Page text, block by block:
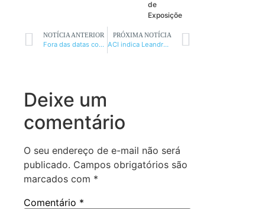
de
Exposiçõe
NOTÍCIA ANTERIOR
Fora das datas comerciais, mais da metade dos mineiros compram por necessidade
PRÓXIMA NOTÍCIA
ACI indica Leandro Guedes para o Mérito Empresarial deste ano
Deixe um
comentário
O seu endereço de e-mail não será
publicado. Campos obrigatórios são
marcados com *
Comentário *